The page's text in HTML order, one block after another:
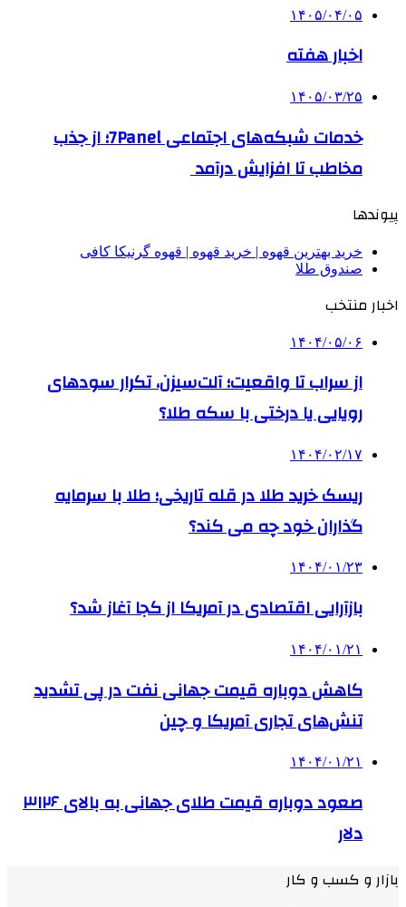
۱۴۰۵/۰۴/۰۵
اخبار هفته
۱۴۰۵/۰۳/۲۵
خدمات شبکه‌های اجتماعی 7Panel؛ از جذب
مخاطب تا افزایش درآمد
پیوندها
خرید بهترین قهوه | خرید قهوه | قهوه گرنیکا کافی
صندوق طلا
اخبار منتخب
۱۴۰۴/۰۵/۰۶
از سراب تا واقعیت؛ آلت‌سیزن، تکرار سودهای
رویایی یا درختی با سکه طلا؟
۱۴۰۴/۰۲/۱۷
ریسک خرید طلا در قله تاریخی؛ طلا با سرمایه
گذاران خود چه می کند؟
۱۴۰۴/۰۱/۲۳
بازآرایی اقتصادی در آمریکا از کجا آغاز شد؟
۱۴۰۴/۰۱/۲۱
کاهش دوباره قیمت جهانی نفت در پی تشدید
تنش‌های تجاری آمریکا و چین
۱۴۰۴/۰۱/۲۱
صعود دوباره قیمت طلای جهانی به بالای ۳۱۲۶
دلار
بازار و کسب و کار